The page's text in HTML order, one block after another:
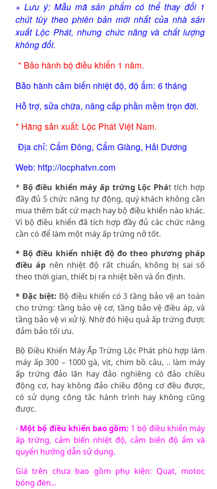
+ Lưu ý: Mẫu mã sản phẩm có thể thay đổi 1
chút tùy theo phiên bản mới nhất của nhà sản
xuất Lộc Phát, nhưng chức năng và chất lượng
không đổi.
* Bảo hành bộ điều khiển 1 năm.
Bảo hành cảm biến nhiệt độ, độ ẩm: 6 tháng
Hỗ trợ, sửa chữa, nâng cấp phần mềm trọn đời.
* Hãng sản xuất: Lộc Phát Việt Nam.
Địa chỉ: Cẩm Đông, Cẩm Giàng, Hải Dương
Web: http://locphatvn.com
* Bộ điều khiển máy ấp trứng Lộc Phát tích hợp
đầy đủ 5 chức năng tự động, quý khách không cần
mua thêm bất cứ mạch hay bộ điều khiển nào khác.
Vì bộ điều khiển đã tích hợp đầy đủ các chức năng
cần có để làm một máy ấp trứng nở tốt.
* Bộ điều khiển nhiệt độ đo theo phương pháp
điều áp nên nhiệt độ rất chuẩn, không bị sai số
theo thời gian, thiết bị ra nhiệt bền và ổn định.
* Đặc biệt: Bộ điều khiển có 3 tầng bảo vệ an toàn
cho trứng: tầng bảo vệ cơ, tầng bảo vệ điều áp, và
tầng bảo vệ vi xử lý. Nhờ đó hiệu quả ấp trứng được
đảm bảo tối ưu.
Bộ Điều Khiển Máy Ấp Trứng Lộc Phát phù hợp làm
máy ấp 300 – 1000 gà, vịt, chim bồ câu, .. làm máy
ấp trứng đảo lăn hay đảo nghiêng có đảo chiều
động cơ, hay không đảo chiều động cơ đều được,
có sử dụng công tắc hành trình hay không cũng
được.
- Một bộ điều khiển bao gồm: 1 bộ điều khiển máy
ấp trứng, cảm biến nhiệt độ, cảm biến độ ẩm và
quyển hướng dẫn sử dụng.
Giá trên chưa bao gồm phụ kiện: Quạt, motor,
bóng đèn...